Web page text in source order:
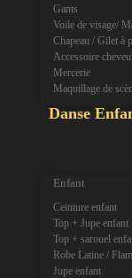
Gants
Voile de visage/
Chapeau / Gilet à
Accessoire
Mercerie
Maquillage de
Danse
Enfant
Ceinture enfant
Top + Jupe enfant
Top + sarouel
Robe Latine /
Jupe enfant